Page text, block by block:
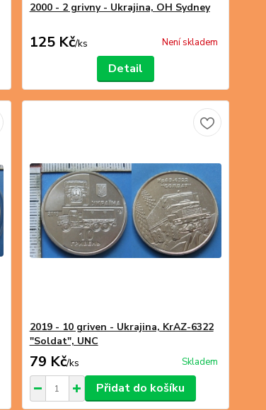
2000 - 2 grivny - Ukrajina, OH Sydney
125 Kč/ks Není skladem
Detail
2019 - 10 griven - Ukrajina, KrAZ-6322
"Soldat", UNC
79 Kč/ks Skladem
Přidat do košíku